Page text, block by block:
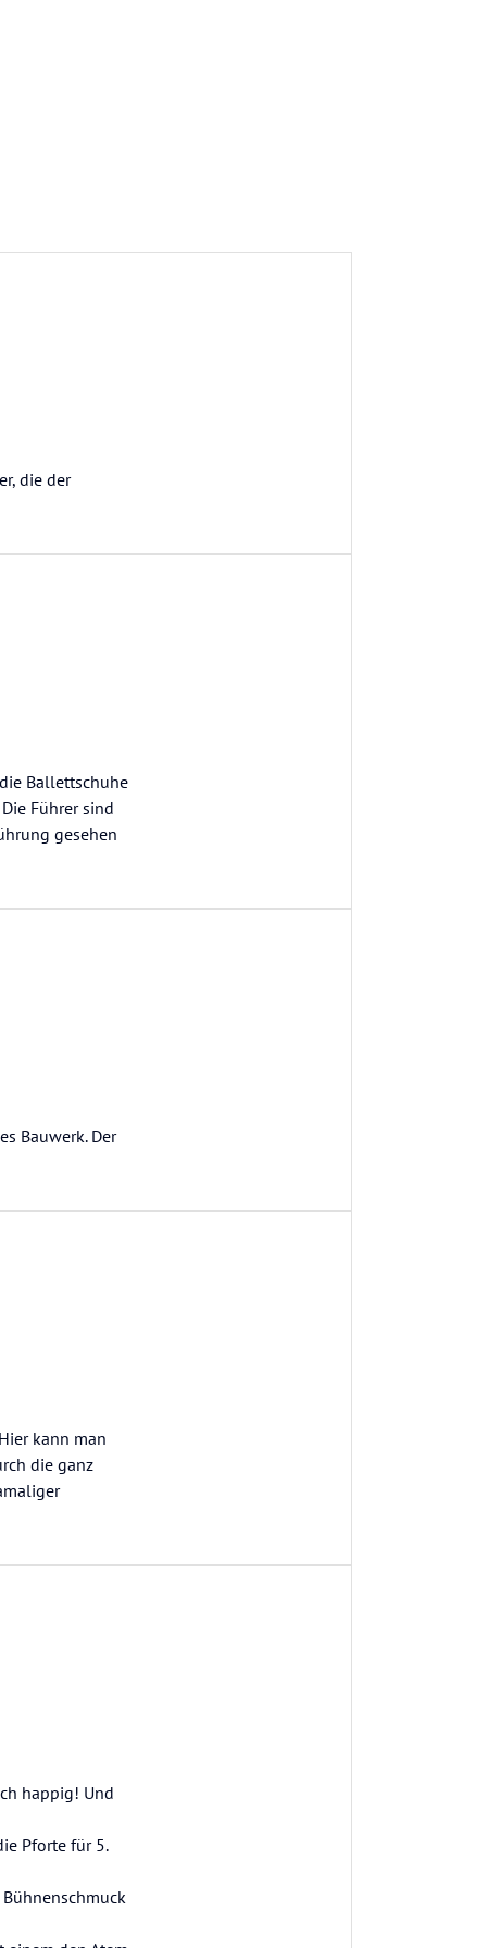
die der
Ballettschuhe
Führer sind
gesehen
Bauwerk. Der
kann man
die ganz
happig! Und
Pforte für 5.